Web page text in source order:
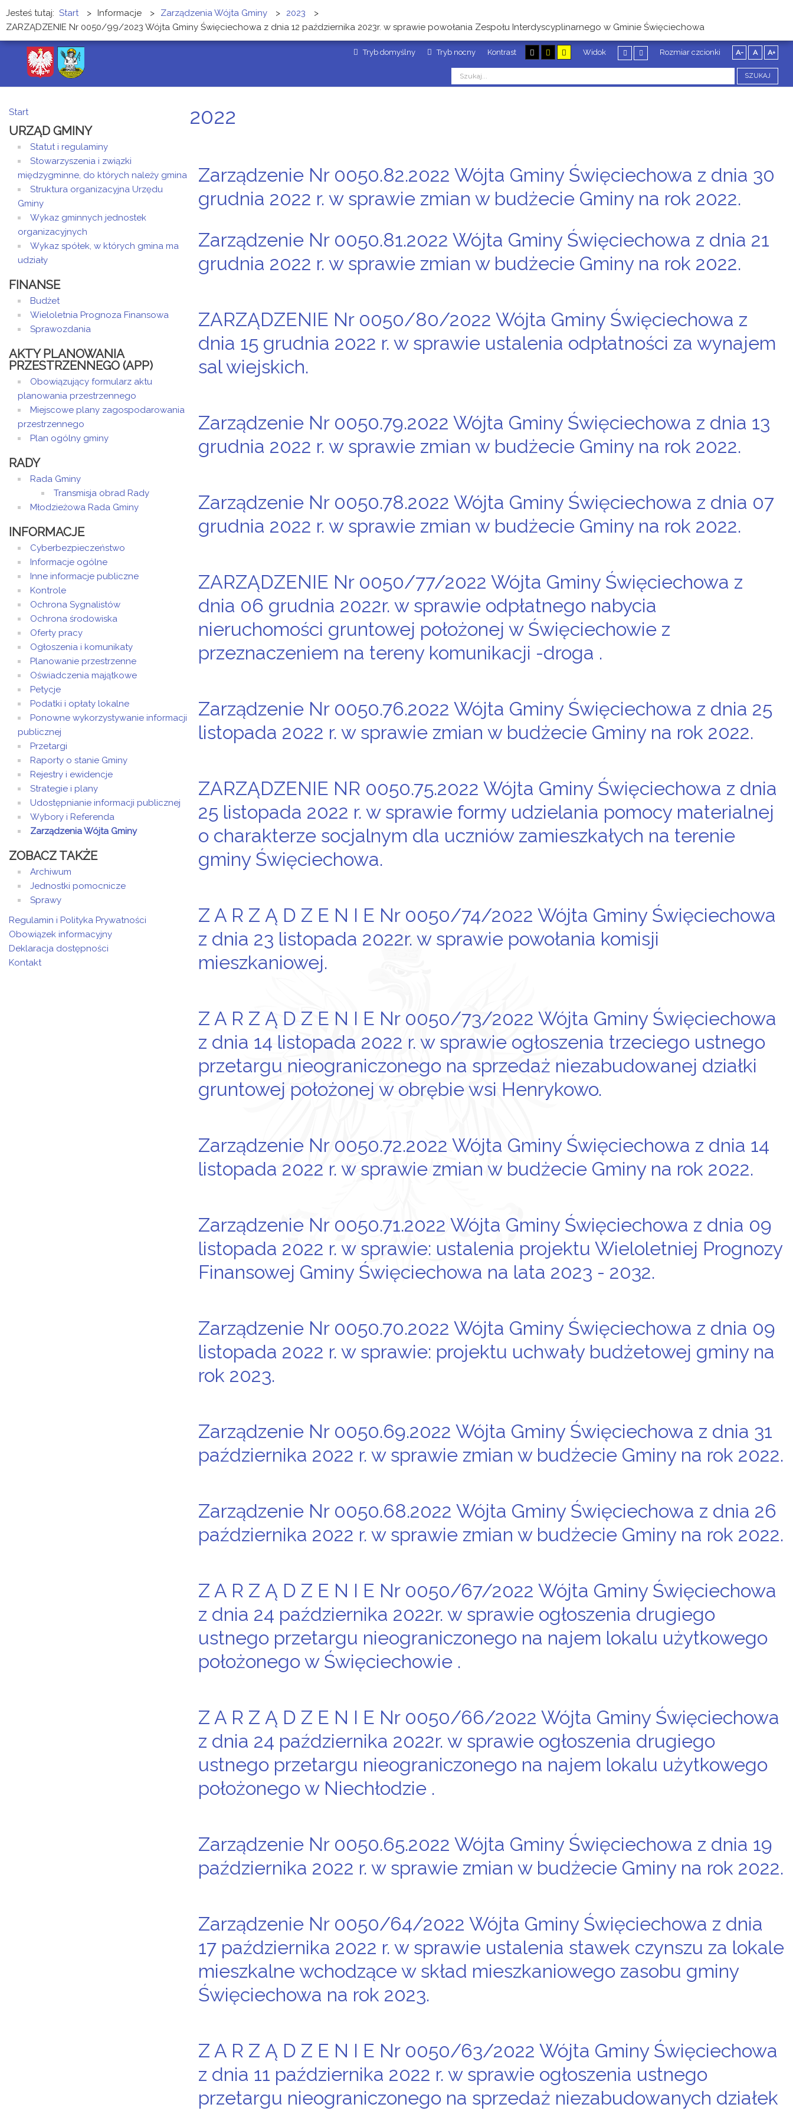
Tryb domyślny Tryb nocny Kontrast Widok Rozmiar czcionki A- A A+
SZUKAJ
Jesteś tutaj: Start > Informacje > Zarządzenia Wójta Gminy > 2023
>
ZARZĄDZENIE Nr 0050/99/2023 Wójta Gminy Święciechowa z dnia 12 października 2023r. w sprawie powołania Zespołu Interdyscyplinarnego w Gminie Święciechowa
2022
Zarządzenie Nr 0050.82.2022 Wójta Gminy Święciechowa z dnia 30
grudnia 2022 r. w sprawie zmian w budżecie Gminy na rok 2022.
Zarządzenie Nr 0050.81.2022 Wójta Gminy Święciechowa z dnia 21
grudnia 2022 r. w sprawie zmian w budżecie Gminy na rok 2022.
ZARZĄDZENIE Nr 0050/80/2022 Wójta Gminy Święciechowa z
dnia 15 grudnia 2022 r. w sprawie ustalenia odpłatności za wynajem
sal wiejskich.
Zarządzenie Nr 0050.79.2022 Wójta Gminy Święciechowa z dnia 13
grudnia 2022 r. w sprawie zmian w budżecie Gminy na rok 2022.
Zarządzenie Nr 0050.78.2022 Wójta Gminy Święciechowa z dnia 07
grudnia 2022 r. w sprawie zmian w budżecie Gminy na rok 2022.
ZARZĄDZENIE Nr 0050/77/2022 Wójta Gminy Święciechowa z
dnia 06 grudnia 2022r. w sprawie odpłatnego nabycia
nieruchomości gruntowej położonej w Święciechowie z
przeznaczeniem na tereny komunikacji -droga .
Zarządzenie Nr 0050.76.2022 Wójta Gminy Święciechowa z dnia 25
listopada 2022 r. w sprawie zmian w budżecie Gminy na rok 2022.
ZARZĄDZENIE NR 0050.75.2022 Wójta Gminy Święciechowa z dnia
25 listopada 2022 r. w sprawie formy udzielania pomocy materialnej
o charakterze socjalnym dla uczniów zamieszkałych na terenie
gminy Święciechowa.
Z A R Z Ą D Z E N I E Nr 0050/74/2022 Wójta Gminy Święciechowa
z dnia 23 listopada 2022r. w sprawie powołania komisji
mieszkaniowej.
Z A R Z Ą D Z E N I E Nr 0050/73/2022 Wójta Gminy Święciechowa
z dnia 14 listopada 2022 r. w sprawie ogłoszenia trzeciego ustnego
przetargu nieograniczonego na sprzedaż niezabudowanej działki
gruntowej położonej w obrębie wsi Henrykowo.
Zarządzenie Nr 0050.72.2022 Wójta Gminy Święciechowa z dnia 14
listopada 2022 r. w sprawie zmian w budżecie Gminy na rok 2022.
Zarządzenie Nr 0050.71.2022 Wójta Gminy Święciechowa z dnia 09
listopada 2022 r. w sprawie: ustalenia projektu Wieloletniej Prognozy
Finansowej Gminy Święciechowa na lata 2023 - 2032.
Zarządzenie Nr 0050.70.2022 Wójta Gminy Święciechowa z dnia 09
listopada 2022 r. w sprawie: projektu uchwały budżetowej gminy na
rok 2023.
Zarządzenie Nr 0050.69.2022 Wójta Gminy Święciechowa z dnia 31
października 2022 r. w sprawie zmian w budżecie Gminy na rok 2022.
Zarządzenie Nr 0050.68.2022 Wójta Gminy Święciechowa z dnia 26
października 2022 r. w sprawie zmian w budżecie Gminy na rok 2022.
Z A R Z Ą D Z E N I E Nr 0050/67/2022 Wójta Gminy Święciechowa
z dnia 24 października 2022r. w sprawie ogłoszenia drugiego
ustnego przetargu nieograniczonego na najem lokalu użytkowego
położonego w Święciechowie .
Z A R Z Ą D Z E N I E Nr 0050/66/2022 Wójta Gminy Święciechowa
z dnia 24 października 2022r. w sprawie ogłoszenia drugiego
ustnego przetargu nieograniczonego na najem lokalu użytkowego
położonego w Niechłodzie .
Zarządzenie Nr 0050.65.2022 Wójta Gminy Święciechowa z dnia 19
października 2022 r. w sprawie zmian w budżecie Gminy na rok 2022.
Zarządzenie Nr 0050/64/2022 Wójta Gminy Święciechowa z dnia
17 października 2022 r. w sprawie ustalenia stawek czynszu za lokale
mieszkalne wchodzące w skład mieszkaniowego zasobu gminy
Święciechowa na rok 2023.
Z A R Z Ą D Z E N I E Nr 0050/63/2022 Wójta Gminy Święciechowa
z dnia 11 października 2022 r. w sprawie ogłoszenia ustnego
przetargu nieograniczonego na sprzedaż niezabudowanych działek
Start
URZĄD GMINY
Statut i regulaminy
Stowarzyszenia i związki
międzygminne, do których należy gmina
Struktura organizacyjna Urzędu
Gminy
Wykaz gminnych jednostek
organizacyjnych
Wykaz spółek, w których gmina ma
udziały
FINANSE
Budżet
Wieloletnia Prognoza Finansowa
Sprawozdania
AKTY PLANOWANIA
PRZESTRZENNEGO (APP)
Obowiązujący formularz aktu
planowania przestrzennego
Miejscowe plany zagospodarowania
przestrzennego
Plan ogólny gminy
RADY
Rada Gminy
Transmisja obrad Rady
Młodzieżowa Rada Gminy
INFORMACJE
Cyberbezpieczeństwo
Informacje ogólne
Inne informacje publiczne
Kontrole
Ochrona Sygnalistów
Ochrona środowiska
Oferty pracy
Ogłoszenia i komunikaty
Planowanie przestrzenne
Oświadczenia majątkowe
Petycje
Podatki i opłaty lokalne
Ponowne wykorzystywanie informacji
publicznej
Przetargi
Raporty o stanie Gminy
Rejestry i ewidencje
Strategie i plany
Udostępnianie informacji publicznej
Wybory i Referenda
Zarządzenia Wójta Gminy
ZOBACZ TAKŻE
Archiwum
Jednostki pomocnicze
Sprawy
Regulamin i Polityka Prywatności
Obowiązek informacyjny
Deklaracja dostępności
Kontakt